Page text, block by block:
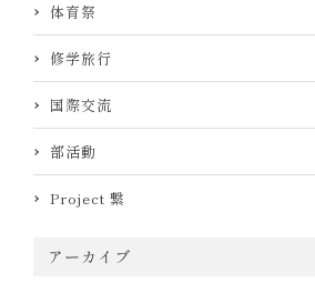
体育祭
修学旅行
国際交流
部活動
Project 繋
アーカイブ